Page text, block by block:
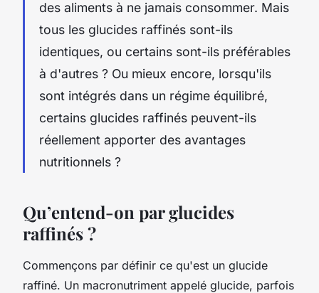
des aliments à ne jamais consommer. Mais
tous les glucides raffinés sont-ils
identiques, ou certains sont-ils préférables
à d'autres ? Ou mieux encore, lorsqu'ils
sont intégrés dans un régime équilibré,
certains glucides raffinés peuvent-ils
réellement apporter des avantages
nutritionnels ?
Qu’entend-on par glucides
raffinés ?
Commençons par définir ce qu'est un glucide
raffiné. Un macronutriment appelé glucide, parfois